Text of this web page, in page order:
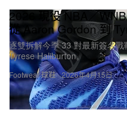
Footwear 球鞋
2026 現役 NBA／
從 Aaron Gordon 到
逐雙拆解今季 33 對最新簽名
Tyrese Haliburton。
2026年4月15日